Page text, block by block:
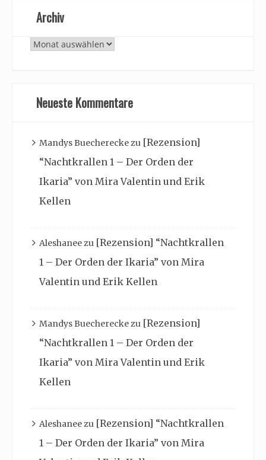
Archiv
Archiv
Neueste Kommentare
Mandys Buechereckezu [Rezension]
“Nachtkrallen 1 – Der Orden der
Ikaria” von Mira Valentin und Erik
Kellen
Aleshaneezu [Rezension] “Nachtkrallen
1 – Der Orden der Ikaria” von Mira
Valentin und Erik Kellen
Mandys Buechereckezu [Rezension]
“Nachtkrallen 1 – Der Orden der
Ikaria” von Mira Valentin und Erik
Kellen
Aleshaneezu [Rezension] “Nachtkrallen
1 – Der Orden der Ikaria” von Mira